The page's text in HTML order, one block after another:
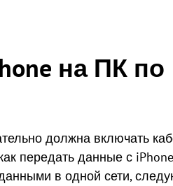
на ПК по
должна включать
передать данные с
в одной сети,